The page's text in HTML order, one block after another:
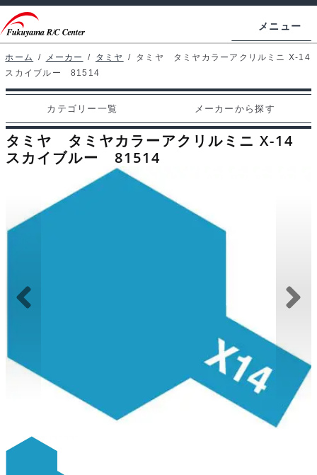
ビ
ゲ
ー
シ
ン
へ
プ
ン
テ
ン
ツ
ス
キ
メニュー
ホームページ
マイアカウント
カート
支払い
カテゴリー一覧
ブログ
ホーム / メーカー / タミヤ / タミヤ タミヤカラーアクリルミニ X-14
スカイブルー 81514
カテゴリー一覧 メーカーから探す
タミヤ タミヤカラーアクリルミニ X-14
スカイブルー 81514